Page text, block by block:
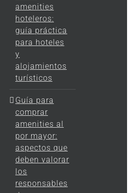
amenities
hoteleros:
guía práctica
para hoteles
y
alojamientos
turísticos
Guía para
comprar
amenities al
por mayor:
aspectos que
deben valorar
los
responsables